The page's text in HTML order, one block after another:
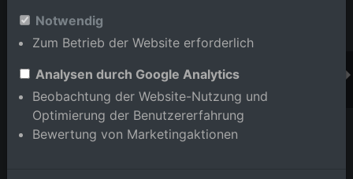
Im Shop bestellen
Notwendig
Zum Betrieb der Website erforderlich
Analysen durch Google Analytics
Beobachtung der Website-Nutzung und
Optimierung der Benutzererfahrung
Bewertung von Marketingaktionen